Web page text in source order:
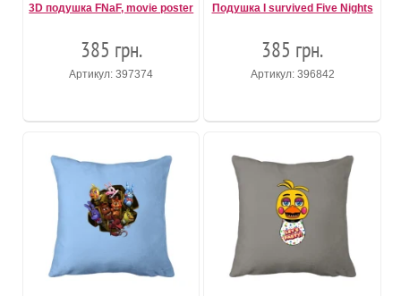
3D подушка FNaF, movie poster
385 грн.
Артикул: 397374
Подушка I survived Five Nights
385 грн.
Артикул: 396842